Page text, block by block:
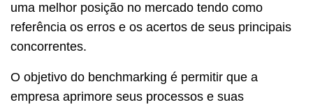
uma melhor posição no mercado tendo como
referência os erros e os acertos de seus principais
concorrentes.
O objetivo do benchmarking é permitir que a
empresa aprimore seus processos e suas